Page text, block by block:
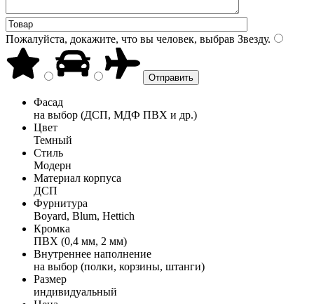
Пожалуйста, докажите, что вы человек, выбрав Звезду.
Фасад
на выбор (ДСП, МДФ ПВХ и др.)
Цвет
Темный
Стиль
Модерн
Материал корпуса
ДСП
Фурнитура
Boyard, Blum, Hettich
Кромка
ПВХ (0,4 мм, 2 мм)
Внутреннее наполнение
на выбор (полки, корзины, штанги)
Размер
индивидуальный